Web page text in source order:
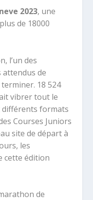
2023, une
de 18000
l’un des
de
terminer. 18 524
vibrer tout le
différents formats
Courses Juniors
site de départ à
les
cette édition
de